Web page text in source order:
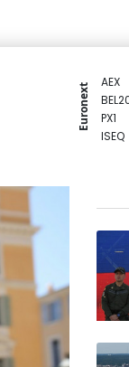
Euronext
AEX
PX1
ISEQ